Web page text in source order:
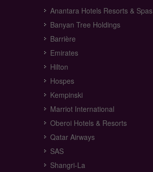
Anantara Hotels Resorts & Spas
Banyan Tree Holdings
Barrière
Emirates
Hilton
Hospes
Kempinski
Marriot International
Oberoi Hotels & Resorts
Qatar Airways
SAS
Shangri-La